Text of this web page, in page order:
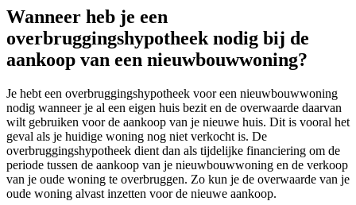
Wanneer heb je een
overbruggingshypotheek nodig bij de
aankoop van een nieuwbouwwoning?
Je hebt een overbruggingshypotheek voor een nieuwbouwwoning
nodig wanneer je al een eigen huis bezit en de overwaarde daarvan
wilt gebruiken voor de aankoop van je nieuwe huis. Dit is vooral het
geval als je huidige woning nog niet verkocht is. De
overbruggingshypotheek dient dan als tijdelijke financiering om de
periode tussen de aankoop van je nieuwbouwwoning en de verkoop
van je oude woning te overbruggen. Zo kun je de overwaarde van je
oude woning alvast inzetten voor de nieuwe aankoop.